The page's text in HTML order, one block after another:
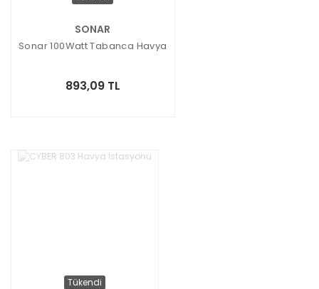
SONAR
Sonar 100Watt Tabanca Havya
893,09 TL
Tükendi